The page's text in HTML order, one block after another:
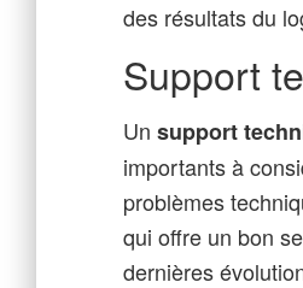
des résultats du
Support
Un support
importants à
problèmes
qui offre un bon
dernières